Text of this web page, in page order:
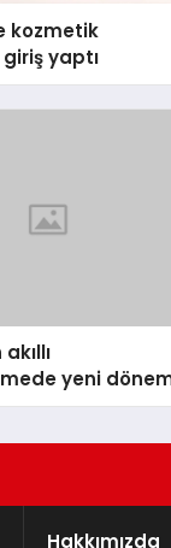
kozmetik
yaptı
yeni
Türkiye’de
Hakkımızda